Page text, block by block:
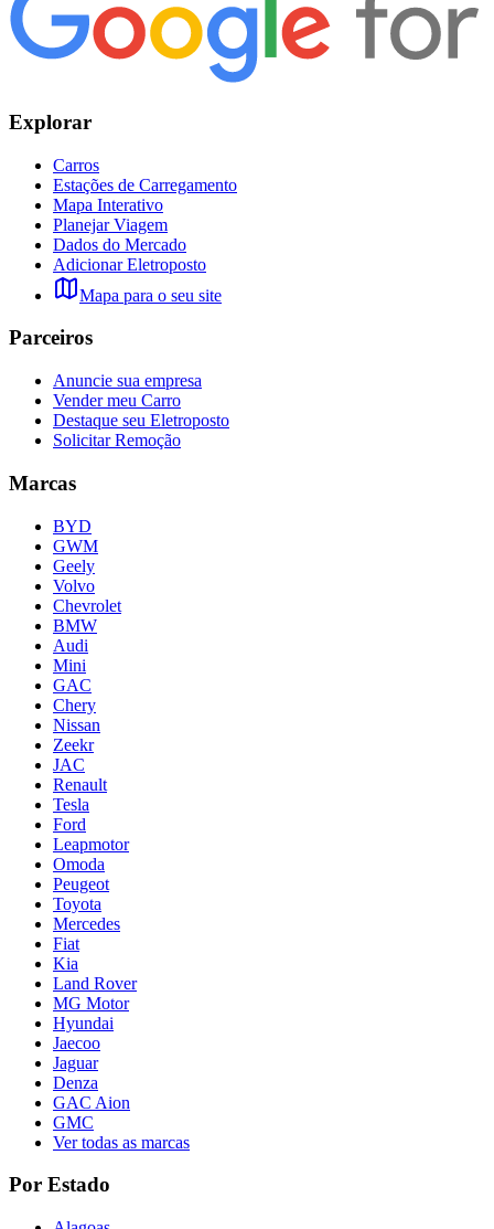
Explorar
Carros
Estações de Carregamento
Mapa Interativo
Planejar Viagem
Dados do Mercado
Adicionar Eletroposto
Mapa para o seu site
Parceiros
Anuncie sua empresa
Vender meu Carro
Destaque seu Eletroposto
Solicitar Remoção
Marcas
BYD
GWM
Geely
Volvo
Chevrolet
BMW
Audi
Mini
GAC
Chery
Nissan
Zeekr
JAC
Renault
Tesla
Ford
Leapmotor
Omoda
Peugeot
Toyota
Mercedes
Fiat
Kia
Land Rover
MG Motor
Hyundai
Jaecoo
Jaguar
Denza
GAC Aion
GMC
Ver todas as marcas
Por Estado